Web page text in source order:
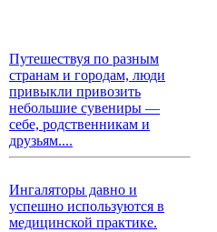
Путешествуя по разным
странам и городам, люди
привыкли привозить
небольшие сувениры —
себе, родственникам и
друзьям....
Ингаляторы давно и
успешно используются в
медицинской практике.